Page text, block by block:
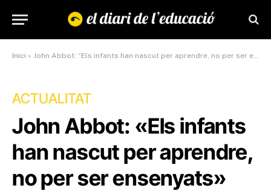
Inici » John Abbot: “Els infants han nascut per aprendre, no per ser ensenyats”
ACTUALITAT
John Abbot: «Els infants
han nascut per aprendre,
no per ser ensenyats»